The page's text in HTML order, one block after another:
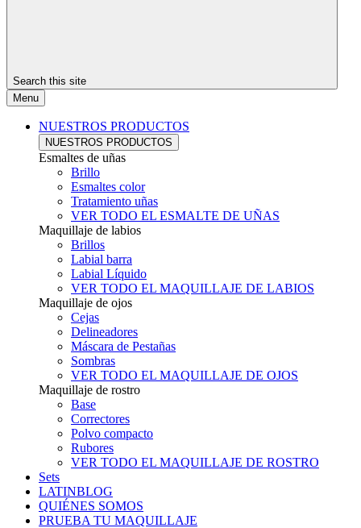
Search this site
Menu
NUESTROS PRODUCTOS
NUESTROS PRODUCTOS
Esmaltes de uñas
Brillo
Esmaltes color
Tratamiento uñas
VER TODO EL ESMALTE DE UÑAS
Maquillaje de labios
Brillos
Labial barra
Labial Líquido
VER TODO EL MAQUILLAJE DE LABIOS
Maquillaje de ojos
Cejas
Delineadores
Máscara de Pestañas
Sombras
VER TODO EL MAQUILLAJE DE OJOS
Maquillaje de rostro
Base
Correctores
Polvo compacto
Rubores
VER TODO EL MAQUILLAJE DE ROSTRO
Sets
LATINBLOG
QUIÉNES SOMOS
PRUEBA TU MAQUILLAJE